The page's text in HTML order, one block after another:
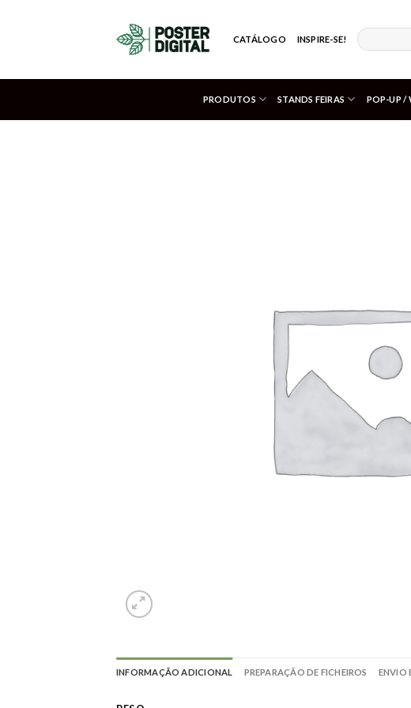
CATÁLOGO INSPIRE-SE!
PRODUTOS STANDS FEIRAS POP-UP /
INFORMAÇÃO ADICIONAL PREPARAÇÃO DE FICHEIROS ENVIO